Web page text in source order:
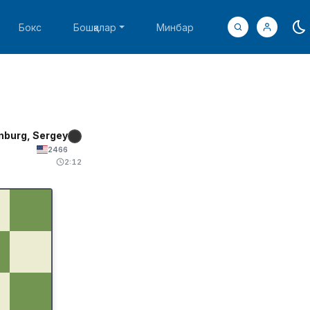
Бокс Бошқалар Минбар
Sergey
2466
2:12